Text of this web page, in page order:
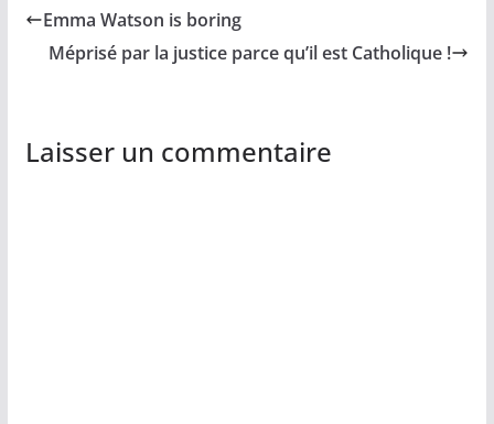
Emma Watson is boring
Méprisé par la justice parce qu’il est Catholique !
Laisser un commentaire